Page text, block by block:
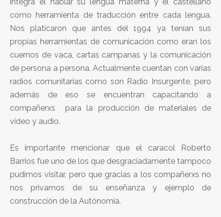
como herramienta de traducción entre cada lengua.
Nos platicaron que antes del 1994 ya tenían sus
propias herramientas de comunicación como eran los
cuernos de vaca, cartas campanas y la comunicación
de persona a persona. Actualmente cuentan con varias
radios comunitarias como son Radio Insurgente, pero
además de eso se encuentran capacitando a
compañerxs para la producción de materiales de
video y audio.
Es importante mencionar que el caracol Roberto
Barrios fue uno de los que desgraciadamente tampoco
pudimos visitar, pero que gracias a los compañerxs no
nos privamos de su enseñanza y ejemplo de
construcción de la Autónomia.